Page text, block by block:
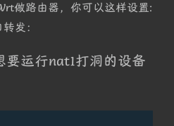
做路由器，你可以这样设置:
发：
要运行nat1打洞的设备